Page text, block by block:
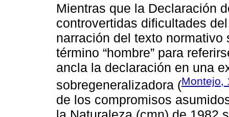
Mientras que la Declaración
controvertidas dificultades
narración del texto
término “hombre” para
ancla la declaración en una
sobregeneralizadora (Montejo,
de los compromisos